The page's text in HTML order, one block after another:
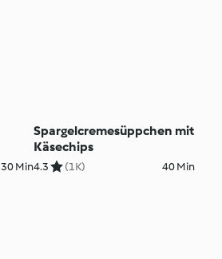
30 Min
Spargelcremesüppchen mit
Käsechips
4.3 (1K) 40 Min